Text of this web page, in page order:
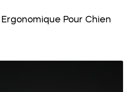
Pour Chien